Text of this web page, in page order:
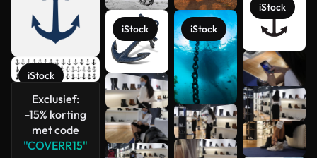
iStock
Exclusief:
-15% korting
met code
"COVERR15"
iStock iStock
iStock
Meer
bekijken